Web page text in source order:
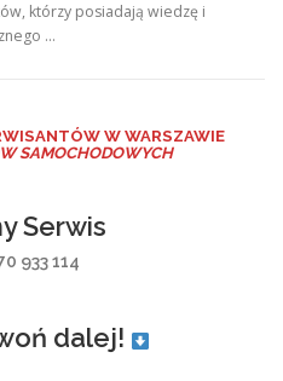
którzy posiadają wiedzę i
…
W WARSZAWIE
SAMOCHODOWYCH
Serwis
933 114
dalej!